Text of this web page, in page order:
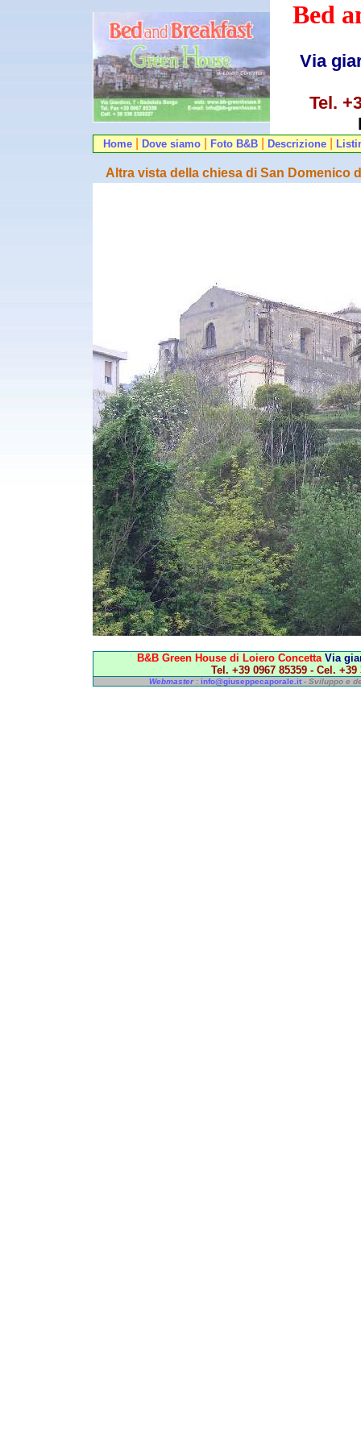
Bed
Via
Tel.
Home Dove siamo Foto B&B Descrizione
Altra vista della chiesa di San Domenico
B&B Green House di Loiero Concetta Via
Tel. +39 0967 85359 - Cel.
Webmaster: info@giuseppecaporale.it - Sviluppo e